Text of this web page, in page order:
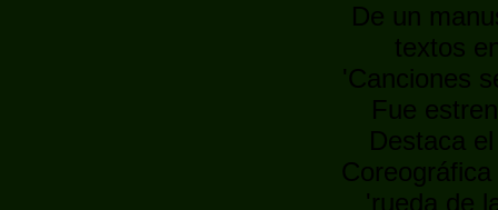
De un
textos
'Canciones
Fue
Destaca
'rueda de